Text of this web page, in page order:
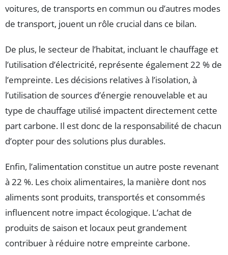
voitures, de transports en commun ou d’autres modes
de transport, jouent un rôle crucial dans ce bilan.
De plus, le secteur de l’habitat, incluant le chauffage et
l’utilisation d’électricité, représente également 22 % de
l’empreinte. Les décisions relatives à l’isolation, à
l’utilisation de sources d’énergie renouvelable et au
type de chauffage utilisé impactent directement cette
part carbone. Il est donc de la responsabilité de chacun
d’opter pour des solutions plus durables.
Enfin, l’alimentation constitue un autre poste revenant
à 22 %. Les choix alimentaires, la manière dont nos
aliments sont produits, transportés et consommés
influencent notre impact écologique. L’achat de
produits de saison et locaux peut grandement
contribuer à réduire notre empreinte carbone.